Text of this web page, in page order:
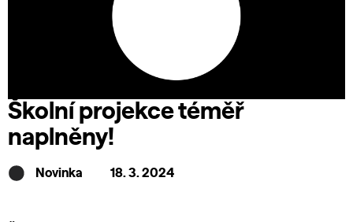
Školní projekce téměř
naplněny!
Novinka 18. 3. 2024